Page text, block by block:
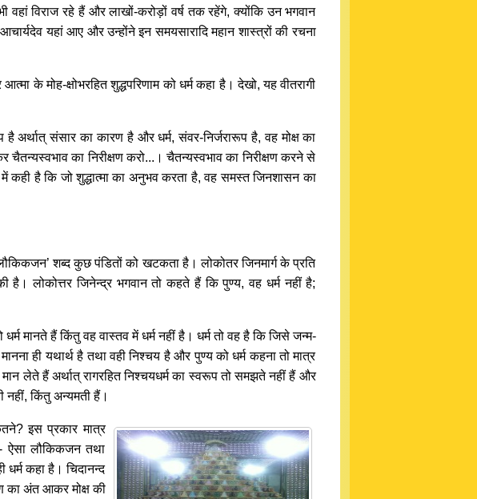
वहां विराज रहे हैं और लाखों-करोड़ों वर्ष तक रहेंगे, क्योंकि उन भगवान
यहां आए और उन्होंने इन समयसारादि महान शास्त्रों की रचना
के मोह-क्षोभरहित शुद्धपरिणाम को धर्म कहा है। देखो, यह वीतरागी
संसार का कारण है और धर्म, संवर-निर्जरारूप है, वह मोक्ष का
का निरीक्षण करो...। चैतन्यस्वभाव का निरीक्षण करने से
में कही है कि जो शुद्धात्मा का अनुभव करता है, वह समस्त जिनशासन का
शब्द कुछ पंडितों को खटकता है। लोकोतर जिनमार्ग के प्रति
है। लोकोत्तर जिनेन्द्र भगवान तो कहते हैं कि पुण्य, वह धर्म नहीं है;
मानते हैं किंतु वह वास्तव में धर्म नहीं है। धर्म तो वह है कि जिसे जन्म-
ही यथार्थ है तथा वही निश्चय है और पुण्य को धर्म कहना तो मात्र
लेते हैं अर्थात् रागरहित निश्चयधर्म का स्वरूप तो समझते नहीं हैं और
किंतु अन्यमती हैं।
इस प्रकार मात्र
- ऐसा लौकिकजन तथा
धर्म कहा है। चिदानन्द
का अंत आकर मोक्ष की